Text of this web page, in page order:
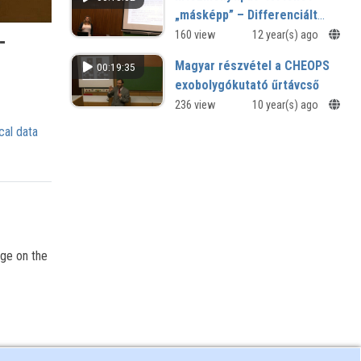
data
on the
„másképp” – Differenciált
iskolakezdéstől a rugalmas
160 view 12 year(s) ago
00:19:35
Magyar részvétel a CHEOPS
exobolygókutató űrtávcső
projektben
236 view 10 year(s) ago